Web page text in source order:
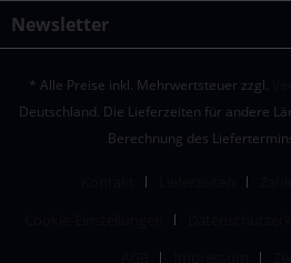
Newsletter
* Alle Preise inkl. Mehrwertsteuer zzgl.
Deutschland. Die Lieferzeiten für andere
Berechnung des